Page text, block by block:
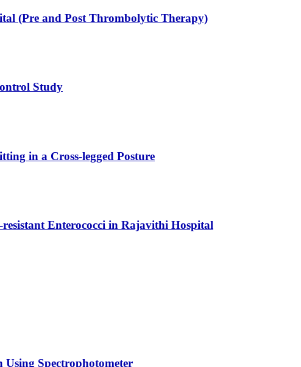
(Pre and Post Thrombolytic Therapy)
Study
in a Cross-legged Posture
Enterococci in Rajavithi Hospital
Spectrophotometer